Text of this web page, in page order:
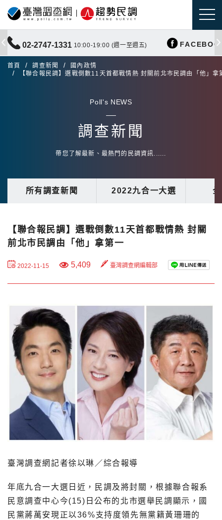
02-2747-1331 10:00-19:00 (週一至週五)
首頁 調查新聞
國內政情
【聯合報民調】選戰倒數11天首都戰情熱 封關前北市民調由「他」拿
Poll's NEWS
調查新聞
帶您了解最新、最熱門的民調資訊......
所有調查新聞 2022九合一大選
【聯合報民調】選戰倒數11天首都戰情熱 封關
前北市民調由「他」拿第一
2022-11-15 5,409 臺灣調查網編輯部
臺灣調查網記者徐以琳／綜合報導
年底九合一大選日近，民調及將封關，根據聯合報系
民意調查中心今(15)日公布的北市選舉民調顯示，國
民黨蔣萬安現正以36%支持度領先無黨籍黃珊珊的